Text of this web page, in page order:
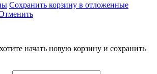
Сохранить корзину в отложенные
начать новую корзину и сохранить